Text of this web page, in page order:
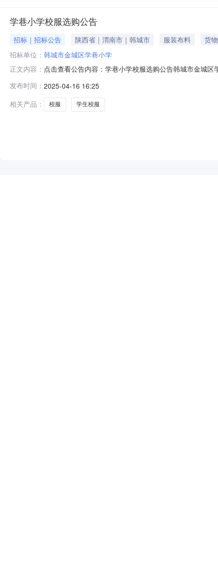
学巷小学校服选购公告
招标｜招标公告 陕西省｜渭南市｜韩城市 服装布料
货物
招标单位： 韩城市金城区学巷小学
正文内容： 点击查看公告内容：学巷小学校服选购公告韩城市金城
（1）拟购买校服年级及学生人数。（2）款式颜色要求
量要求：如：符合中小学生2015年标
发布时间： 2025-04-16 16:25
相关产品：
校服 学生校服